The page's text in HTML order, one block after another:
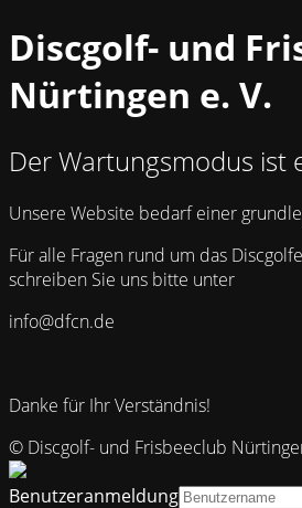
Discgolf- und
Nürtingen e. V.
Der Wartungsmodus ist
Unsere Website bedarf einer
Für alle Fragen rund um das
schreiben Sie uns bitte unter
info@dfcn.de
Danke für Ihr Verständnis!
© Discgolf- und Frisbeeclub
Benutzeranmeldung